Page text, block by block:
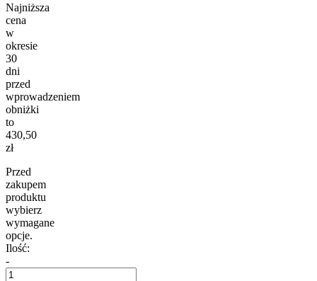
Najniższa
cena
w
okresie
30
dni
przed
wprowadzeniem
obniżki
to
430,50
zł
Przed
zakupem
produktu
wybierz
wymagane
opcje.
Ilość:
-